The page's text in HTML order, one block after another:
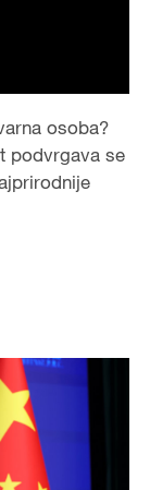
osoba?
podvrgava se